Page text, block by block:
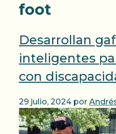
foot
Desarrollan
inteligentes
con
29 julio, 2024 por